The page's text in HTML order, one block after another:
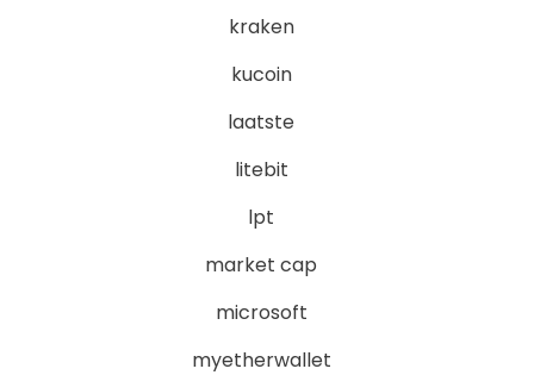
kraken
kucoin
laatste
litebit
lpt
market cap
microsoft
myetherwallet